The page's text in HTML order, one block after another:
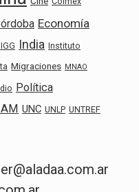
Economía
IIGG India Instituto
Migraciones MNAO
Política
UNC UNLP UNTREF